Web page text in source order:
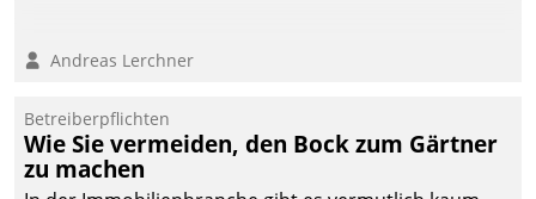
Kommunikationswege bei
Andreas Lerchner
Betreiberpflichten
Wie Sie vermeiden, den Bock zum Gärtner
zu machen